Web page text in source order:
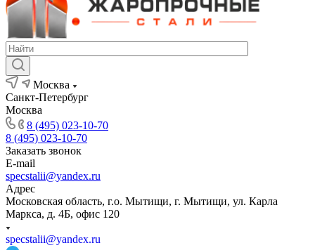
Москва
Санкт-Петербург
Москва
8 (495) 023-10-70
8 (495) 023-10-70
Заказать звонок
E-mail
specstalii@yandex.ru
Адрес
Московская область, г.о. Мытищи, г. Мытищи, ул. Карла
Маркса, д. 4Б, офис 120
specstalii@yandex.ru